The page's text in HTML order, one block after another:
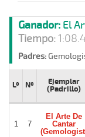
Ganador: El
Tiempo:
Padres:
Lº Nº
Ejemplar
(Padrillo)
1 7
El Arte De
Cantar